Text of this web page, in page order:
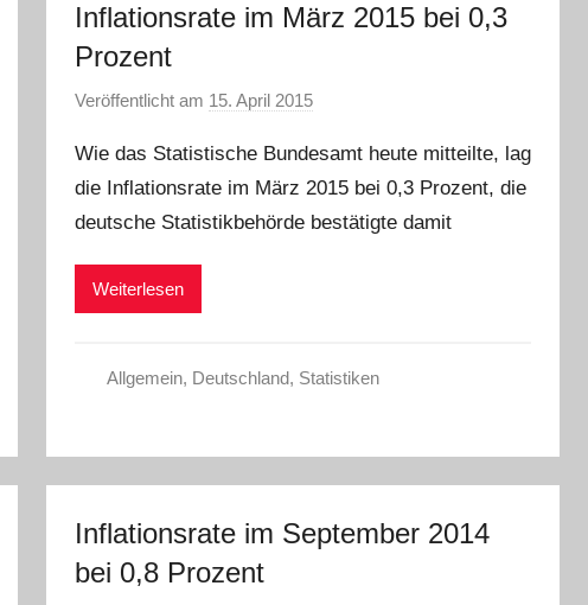
Inflationsrate im März 2015 bei 0,3
Prozent
Veröffentlicht am 15. April 2015v
n
a
d
Wie das Statistische Bundesamt heute mitteilte, lag
die Inflationsrate im März 2015 bei 0,3 Prozent, die
deutsche Statistikbehörde bestätigte damit
Weiterlesen
Allgemein, Deutschland, Statistiken
Inflationsrate im September 2014
bei 0,8 Prozent